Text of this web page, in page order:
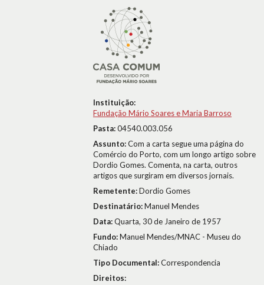
Instituição:
Fundação Mário Soares e Maria Barroso
Pasta:04540.003.056
Assunto:Com a carta segue uma página do
Comércio do Porto, com um longo artigo sobre
Dordio Gomes. Comenta, na carta, outros
artigos que surgiram em diversos jornais.
Remetente:Dordio Gomes
Destinatário:Manuel Mendes
Data:Quarta, 30 de Janeiro de 1957
Fundo:Manuel Mendes/MNAC - Museu do
Chiado
Tipo Documental:Correspondencia
Direitos: